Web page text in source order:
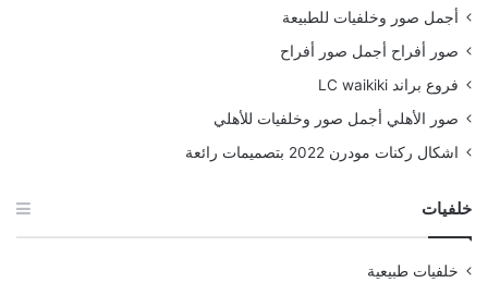
أجمل صور وخلفيات للطبيعة
صور أفراح أجمل صور أفراح
فروع براند LC waikiki
صور الأهلي أجمل صور وخلفيات للأهلي
اشكال ركنات مودرن 2022 بتصميمات رائعة
خلفيات
خلفيات طبيعية